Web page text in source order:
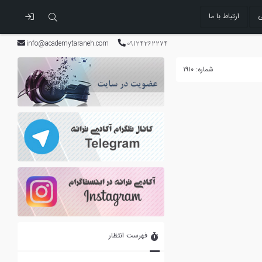
ارتباط با ما
09124262274
info@academytaraneh.com
شماره: ۱۹۱۰
فهرست انتظار